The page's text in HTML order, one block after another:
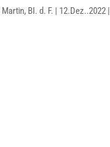
BI. d. F. | 12.Dez..2022|